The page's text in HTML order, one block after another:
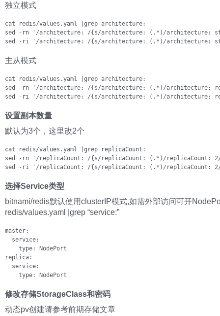
独立模式
cat redis/values.yaml |grep architecture:
sed -rn '/architecture: /{s/architecture: (.*)/architecture:
sed -ri '/architecture: /{s/architecture: (.*)/architecture:
主从模式
cat redis/values.yaml |grep architecture:
sed -rn '/architecture: /{s/architecture: (.*)/architecture:
sed -ri '/architecture: /{s/architecture: (.*)/architecture:
设置副本数量
默认为3个，这里改2个
cat redis/values.yaml |grep replicaCount:
sed -rn '/replicaCount: /{s/replicaCount: (.*)/replicaCount:
sed -ri '/replicaCount: /{s/replicaCount: (.*)/replicaCount:
选择Service类型
bitnami/redis默认使用clusterIP模式,如需外部访问可开
redis/values.yaml |grep “service:”
master:
  service:
    type: NodePort
replica:
  service:
    type: NodePort
修改存储StorageClass和密码
动态pv创建请参考前期存储文章